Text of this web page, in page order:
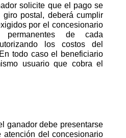
solicite que el pago se
giro postal, deberá cumplir
por el concesionario
permanentes de cada
los costos del
todo caso el beneficiario
usuario que cobra el
ganador debe presentarse
atención del concesionario